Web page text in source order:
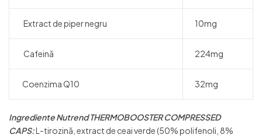
Extract de piper negru 10mg
Cafeină 224mg
Coenzima Q10 32mg
IngredienteNutrend THERMOBOOSTER COMPRESSED
CAPS:L-tirozină, extract de ceai verde (50% polifenoli, 8%